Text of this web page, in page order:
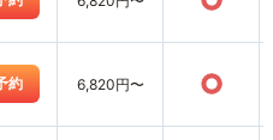
約 6,820円〜 ○